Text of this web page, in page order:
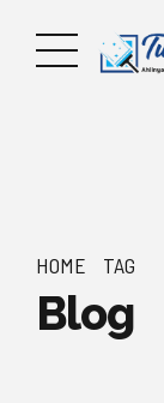
HOME TAG
Blog